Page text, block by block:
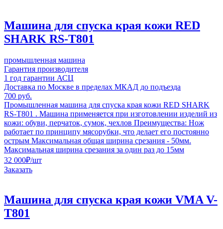
Машина для спуска края кожи RED
SHARK RS-T801
промышленная машина
Гарантия производителя
1 год гарантии АСЦ
Доставка по Москве в пределах МКАД до подъезда
700 руб.
Промышленная машина для спуска края кожи RED SHARK
RS-T801 . Машина применяется при изготовлении изделий из
кожи: обуви, перчаток, сумок, чехлов Преимущества: Нож
работает по принципу мясорубки, что делает его постоянно
острым Максимальная общая ширина срезания - 50мм.
Максимальная ширина срезания за один раз до 15мм
32 000₽/шт
Заказать
Машина для спуска края кожи VMA V-
T801